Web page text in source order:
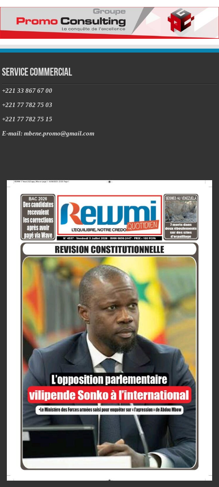
Service commercial
+221 33 867 67 00
+221 77 782 75 03
+221 77 782 75 15
E-mail: mbene.promo@gmail.com